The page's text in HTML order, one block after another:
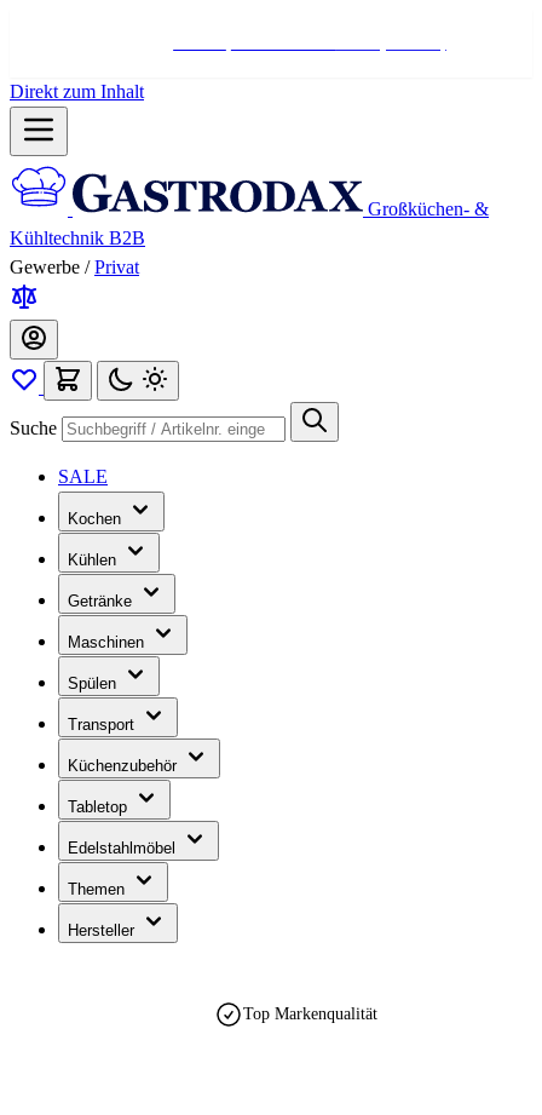
Direkt zum Inhalt
Großküchen- &
Kühltechnik B2B
Gewerbe / Privat
Suche
SALE
Kochen
Kühlen
Getränke
Maschinen
Spülen
Transport
Küchenzubehör
Tabletop
Edelstahlmöbel
Themen
Hersteller
Top Markenqualität